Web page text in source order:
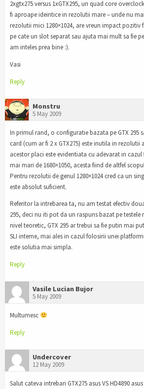
2xgtx275 versus 1xGTX295, un quad core
fi aproape ideintice in rezolutii mare – unde nu
rezolutii mici 1280×1024, are vreun impact pozitiv
pe cate un slot separat sau ajuta mai mult sa fie
am inteles prea bine :).
Vasi
Reply
Monstru
5 May 2009
In primul rand, o configuratie bazata pe GTX 295
card (cum ar fi 2 x GTX275) este inutila in rezolutii
acestor placi este evidentiata cu adevarat in
mai mari de 1680×1050, acesta fiind de altfel
Pentru rezolutii de genul 1280×1024 cred ca un
este absolut suficient.
Referitor la intrebarea ta, nu am testat efectiv doua
295, deci nu iti pot da un raspuns bazat pe testele
nivel teoretic, GTX 295 ar trebui sa fie putin mai
SLI interne, mai ales in cazul folosirii unei
este solutia mai simpla.
Reply
Vasile Lucian Bujor
5 May 2009
Multumesc
Reply
Undercover
12 May 2009
Salut cateva intrebari GTX275 asus VS HD4890